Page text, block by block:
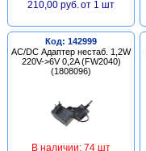
210,00 руб. от 1 шт
Код: 142999
AC/DC Адаптер нестаб. 1,2W
220V->6V 0,2A (FW2040)
(1808096)
В наличии: 74 шт